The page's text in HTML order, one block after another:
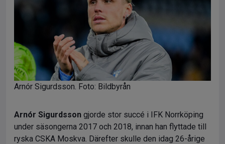
Arnór Sigurdsson. Foto: Bildbyrån
Arnór Sigurdsson gjorde stor succé i IFK Norrköping
under säsongerna 2017 och 2018, innan han flyttade till
ryska CSKA Moskva. Därefter skulle den idag 26-årige